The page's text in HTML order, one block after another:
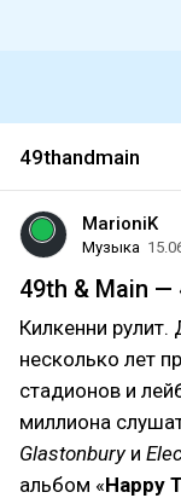
49thandmain
MarioniK
Музыка
49th & Main —
Килкенни рулит.
несколько лет
стадионов и
миллиона
Glastonburyи
альбом «Happy